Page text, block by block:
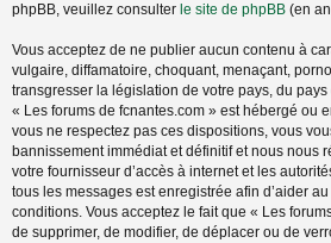
phpBB, veuillez consulter le site de phpBB (en
Vous acceptez de ne publier aucun contenu à
vulgaire, diffamatoire, choquant, menaçant,
transgresser la législation de votre pays, du
« Les forums de fcnantes.com » est hébergé ou
vous ne respectez pas ces dispositions, vous
bannissement immédiat et définitif et nous nous
votre fournisseur d’accès à internet et les
tous les messages est enregistrée afin d’aider
conditions. Vous acceptez le fait que « Les
de supprimer, de modifier, de déplacer ou de